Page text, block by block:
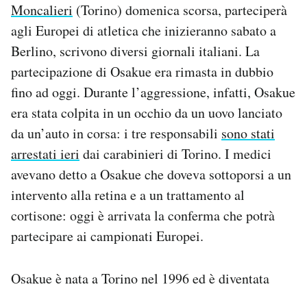
CALENDARIO
AREA PERSONALE
Area Personale
Newsletter
Regala il Post
Hai bisogno di aiuto?
Esci
Moncalieri (Torino) domenica scorsa, parteciperà
agli Europei di atletica che inizieranno sabato a
Berlino, scrivono diversi giornali italiani. La
partecipazione di Osakue era rimasta in dubbio
fino ad oggi. Durante l’aggressione, infatti, Osakue
era stata colpita in un occhio da un uovo lanciato
da un’auto in corsa: i tre responsabili sono stati
arrestati ieri dai carabinieri di Torino. I medici
avevano detto a Osakue che doveva sottoporsi a un
intervento alla retina e a un trattamento al
cortisone: oggi è arrivata la conferma che potrà
partecipare ai campionati Europei.
Osakue è nata a Torino nel 1996 ed è diventata